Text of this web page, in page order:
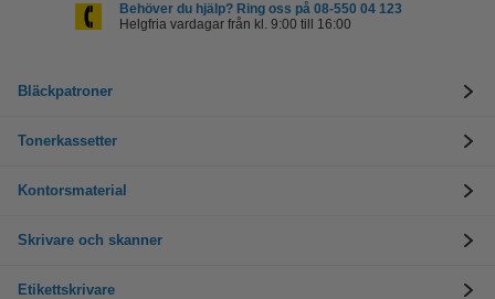
Behöver du hjälp? Ring oss på 08-550 04 123
Helgfria vardagar från kl. 9:00 till 16:00
Bläckpatroner
Tonerkassetter
Kontorsmaterial
Skrivare och skanner
Etikettskrivare